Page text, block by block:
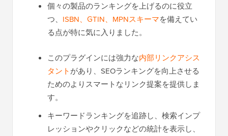
個々の製品のランキングを上げるのに役立
つ、 ISBN、GTIN、MPNスキーマを備えてい
る点が特に気に入りました。
このプラグインには強力な内部リンクアシス
タントがあり、SEOランキングを向上させる
ためのよりスマートなリンク提案を提供しま
す。
キーワードランキングを追跡し、検索インプ
レッションやクリックなどの統計を表示し、